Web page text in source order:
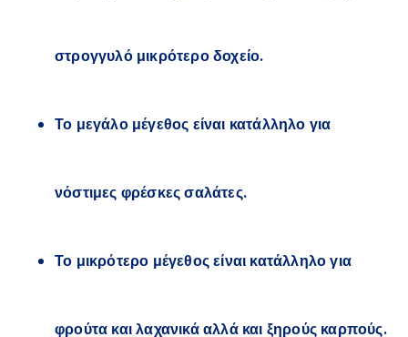
στρογγυλό μικρότερο δοχείο.
Το μεγάλο μέγεθος είναι κατάλληλο για
νόστιμες φρέσκες σαλάτες.
Το μικρότερο μέγεθος είναι κατάλληλο για
φρούτα και λαχανικά αλλά και ξηρούς καρπούς.